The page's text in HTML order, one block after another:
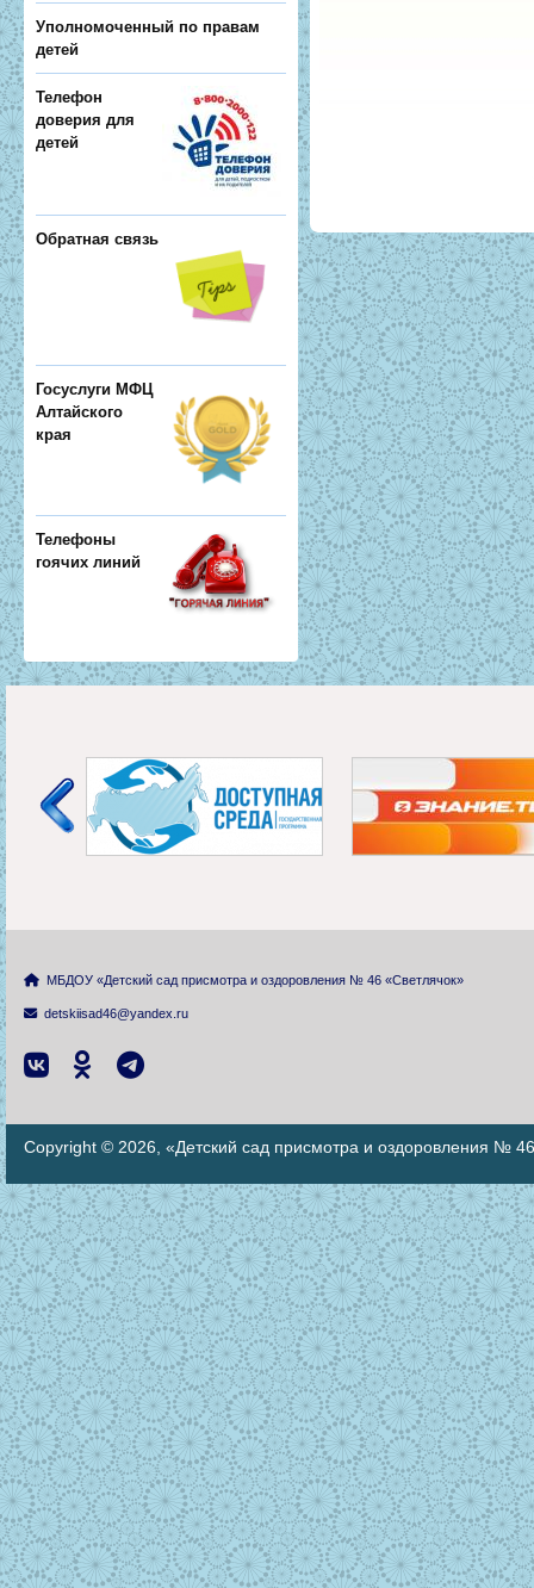
Уполномоченный по правам
детей
Телефон
доверия для
детей
Обратная связь
Госуслуги МФЦ
Алтайского
края
Телефоны
гоячих линий
МБДОУ «Детский сад присмотра и оздоровления № 46 «Светлячок»
detskiisad46@yandex.ru
Copyright © 2026, «Детский сад присмотра и оздоровления №